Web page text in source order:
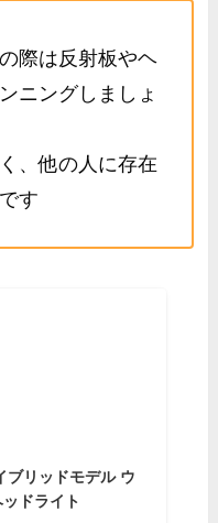
際は反射板やヘ
ニングしましょ
、他の人に存在
す
ブリッドモデル ウ
ドライト